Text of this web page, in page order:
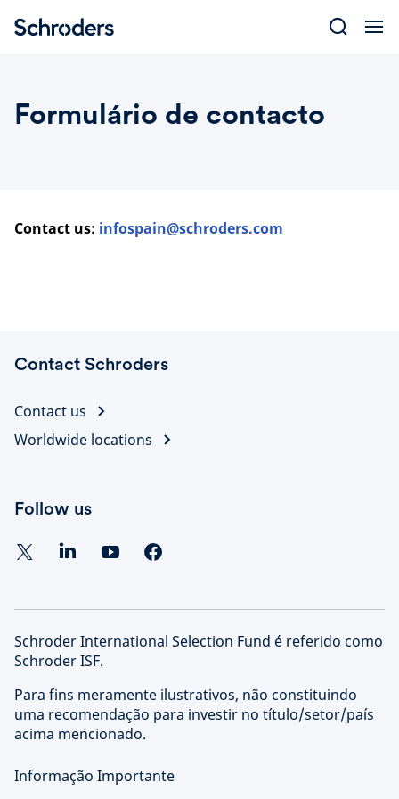
Formulário de contacto
Contact us: infospain@schroders.com
Contact Schroders
Contact us
Worldwide locations
Follow us
Schroder International Selection Fund é referido como
Schroder ISF.
Para fins meramente ilustrativos, não constituindo
uma recomendação para investir no título/setor/país
acima mencionado.
Informação Importante